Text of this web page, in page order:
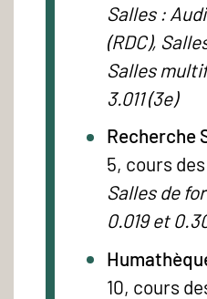
Salles :
(RDC),
Salles
3.011 (3e)
Recherche
5, cours
Salles de
0.019 et
10, cours